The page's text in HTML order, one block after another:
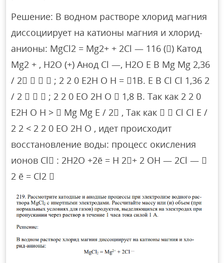
Решение: В водном растворе хлорид магния
диссоциирует на катионы магния и хлорид-
анионы: MgCl2 = Mg2+ + 2Cl — 116 () Kатод
Mg2 + , H2O (+) Aнод Cl —, H2O Е В Mg Mg 2,36
/ 2    ; 2 2 0 Е2Н О H = 1B. Е В Cl Cl 1,36 2
/ 2    ; 2 2 0 ЕО 2H О  1,8 B. Так как 2 2 0
Е2Н О H >  Mg Mg Е / 2 , Так как   Cl Cl Е /
2 2 < 2 2 0 ЕО 2H О , идет происходит
восстановление воды: процесс окисления
ионов Cl : 2H2O +2ē = H 2+ 2 OH — 2Cl — 
2 ē = Cl2 